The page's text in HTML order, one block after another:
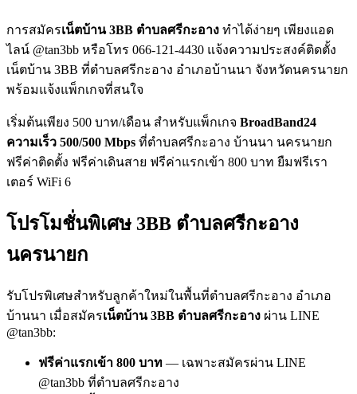
การสมัครเน็ตบ้าน 3BB ตำบลศรีกะอาง ทำได้ง่ายๆ เพียงแอด
ไลน์ @tan3bb หรือโทร 066-121-4430 แจ้งความประสงค์ติดตั้ง
เน็ตบ้าน 3BB ที่ตำบลศรีกะอาง อำเภอบ้านนา จังหวัดนครนายก
พร้อมแจ้งแพ็กเกจที่สนใจ
เริ่มต้นเพียง 500 บาท/เดือน สำหรับแพ็กเกจ BroadBand24
ความเร็ว 500/500 Mbps ที่ตำบลศรีกะอาง บ้านนา นครนายก
ฟรีค่าติดตั้ง ฟรีค่าเดินสาย ฟรีค่าแรกเข้า 800 บาท ยืมฟรีเรา
เตอร์ WiFi 6
โปรโมชั่นพิเศษ 3BB ตำบลศรีกะอาง
นครนายก
รับโปรพิเศษสำหรับลูกค้าใหม่ในพื้นที่ตำบลศรีกะอาง อำเภอ
บ้านนา เมื่อสมัครเน็ตบ้าน 3BB ตำบลศรีกะอาง ผ่าน LINE
@tan3bb:
ฟรีค่าแรกเข้า 800 บาท — เฉพาะสมัครผ่าน LINE
@tan3bb ที่ตำบลศรีกะอาง